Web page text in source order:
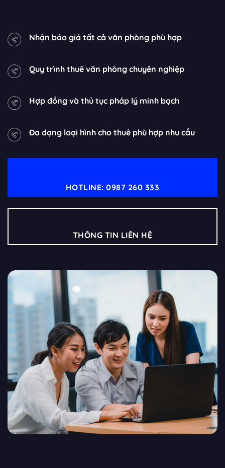
Nhận báo giá tất cả văn phòng phù hợp
Quy trình thuê văn phòng chuyên nghiệp
Hợp đồng và thủ tục pháp lý minh bạch
Đa dạng loại hình cho thuê phù hợp nhu cầu
HOTLINE: 0987 260 333
THÔNG TIN LIÊN HỆ